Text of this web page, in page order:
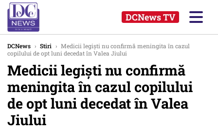
DCNews TV
DCNews › Stiri › Medicii legişti nu confirmă meningita în cazul
copilului de opt luni decedat în Valea Jiului
Medicii legişti nu confirmă
meningita în cazul copilului
de opt luni decedat în Valea
Jiului